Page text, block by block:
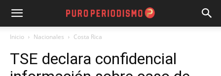
Inicio Nacionales Costa Rica
TSE declara confidencial